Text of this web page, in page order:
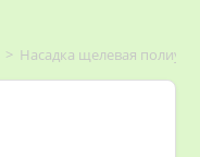
> Насадка щелевая